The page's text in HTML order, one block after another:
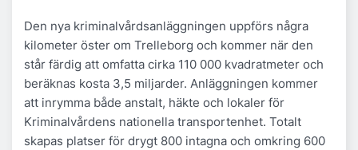
Den nya kriminalvårdsanläggningen uppförs några
kilometer öster om Trelleborg och kommer när den
står färdig att omfatta cirka 110 000 kvadratmeter och
beräknas kosta 3,5 miljarder. Anläggningen kommer
att inrymma både anstalt, häkte och lokaler för
Kriminalvårdens nationella transportenhet. Totalt
skapas platser för drygt 800 intagna och omkring 600